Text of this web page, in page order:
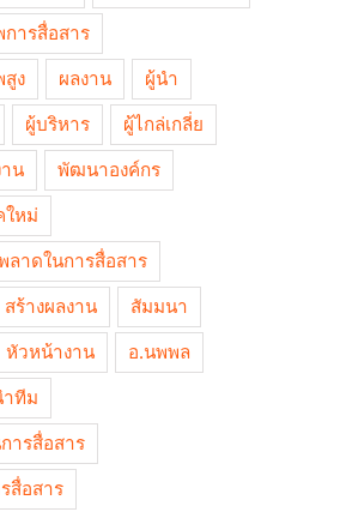
ารสื่อสาร
ง ผลงาน ผู้นำ
ผู้บริหาร ผู้ไกล่เกลี่ย
น พัฒนาองค์กร
ใหม่
ลาดในการสื่อสาร
สร้างผลงาน สัมมนา
หัวหน้างาน อ.นพพล
ำทีม
ารสื่อสาร
สื่อสาร